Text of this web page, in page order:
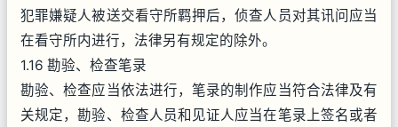
犯罪嫌疑人被送交看守所羁押后，侦查人员对其讯问应当
在看守所内进行，法律另有规定的除外。
1.16 勘验、检查笔录
勘验、检查应当依法进行，笔录的制作应当符合法律及有
关规定，勘验、检查人员和见证人应当在笔录上签名或者